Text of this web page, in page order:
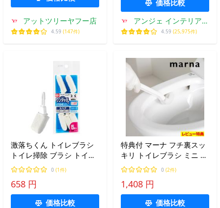
アットツリーヤフー店
4.59 (147件)
価格比較
アンジェ インテリア雑
貨
4.59 (25,975件)
激落ちくん トイレブラシ
トイレ掃除 ブラシ トイレ
ヘッド 交換 トイレ掃除ブ
ラシ 掃除 コンパクト 便器
ブラシ ワンタッチ取替 ス
ペア5P ラバー素材 レック
0 (1件)
658 円
価格比較
特典付 マーナ フチ裏スッ
キリ トイレブラシ ミニ ブ
ラシ ケース付き トイレブ
ラシケース セット 収納 ト
イレ 掃除 フチ裏 吸盤 ホ
ワイト W085 marna
0 (2件)
1,408 円
価格比較